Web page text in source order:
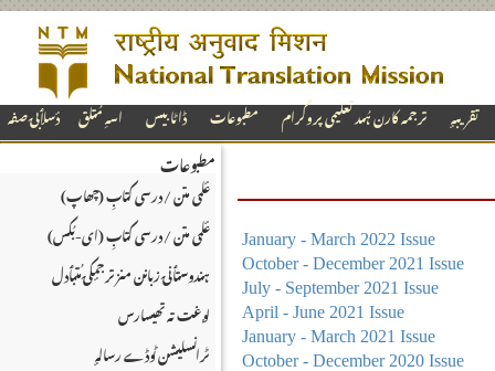
دٔسلٲبۍ صفہ اسہِ مُتلق ڈاٹا بیس مطبوعات ترجمہ کارن ہُںد تعلیمی پروگرام تقریبہٕ
مطبوعات
عٔلمی متن / درسی کتابِ (چھاپ)
عٔلمی متن / درسی کتابِ (ای-بُکس)
ہندوستٲنۍ زبانن منز ترجمٕکۍ مُتبٲدل
لۄغت تہ تھیسارس
ٹرانسلیشن ٹوڈے رسالہٕ
January - March 2022 Issue
October - December 2021 Issue
July - September 2021 Issue
April - June 2021 Issue
January - March 2021 Issue
October - December 2020 Issue